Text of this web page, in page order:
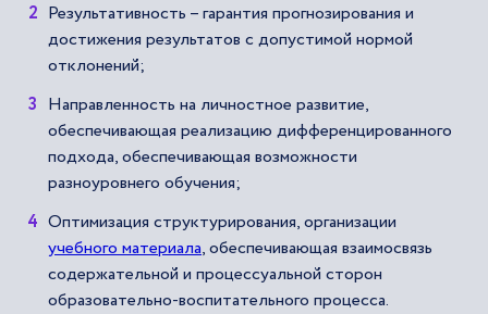
Результативность – гарантия прогнозирования и
достижения результатов с допустимой нормой
отклонений;
Направленность на личностное развитие,
обеспечивающая реализацию дифференцированного
подхода, обеспечивающая возможности
разноуровнего обучения;
Оптимизация структурирования, организации
учебного материала, обеспечивающая взаимосвязь
содержательной и процессуальной сторон
образовательно-воспитательного процесса.